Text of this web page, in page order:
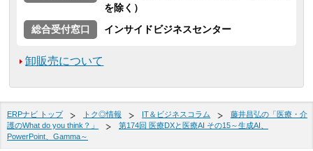
を除く）
総合受付窓口
インサイドビジネスセンター
卸販売について
ERPナビ トップ トク◎情報 IT＆ビジネスコラム
藤井昌弘の「医療・介
護のWhat do you think？」
第174回 医療DXと医療AI その15～生成AI、
PowerPoint、Gamma～